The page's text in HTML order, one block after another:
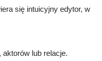
się intuicyjny edytor, w
lub relacje.